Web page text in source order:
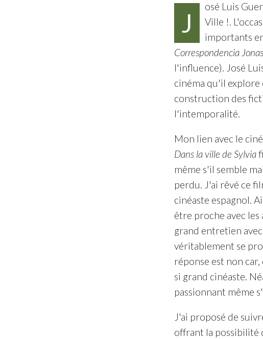
J
osé Luis
Ville !.
importants
Correspondencia
l'influence). José
cinéma qu'il explore
construction des
l'intemporalité.
Mon lien avec le
Dans la ville de Sylvia
même s'il semble
perdu. J'ai rêvé ce
cinéaste espagnol.
être proche avec
grand entretien
véritablement se
réponse est non
si grand cinéaste.
passionnant même
J'ai proposé de
offrant la possibilité